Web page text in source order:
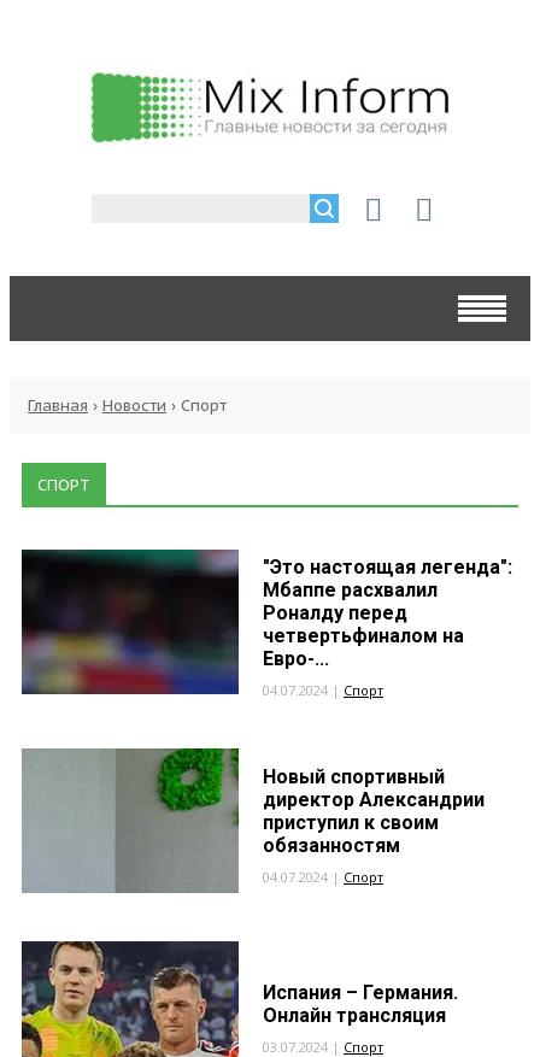
Главная › Новости › Спорт
СПОРТ
"Это настоящая легенда":
Мбаппе расхвалил
Роналду перед
четвертьфиналом на
Евро-...
04.07.2024 | Спорт
Новый спортивный
директор Александрии
приступил к своим
обязанностям
04.07.2024 | Спорт
Испания – Германия.
Онлайн трансляция
03.07.2024 | Спорт